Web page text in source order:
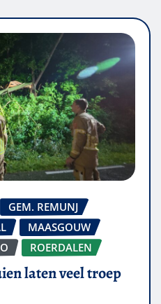
GEM. REMUNJ
MAASGOUW
ROERDALEN
laten veel troep